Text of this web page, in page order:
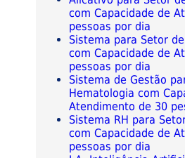
com Capacidade de
pessoas por dia
Sistema para Setor
com Capacidade de
pessoas por dia
Sistema de Gestão
Hematologia com
Atendimento de 30
Sistema RH para
com Capacidade de
pessoas por dia